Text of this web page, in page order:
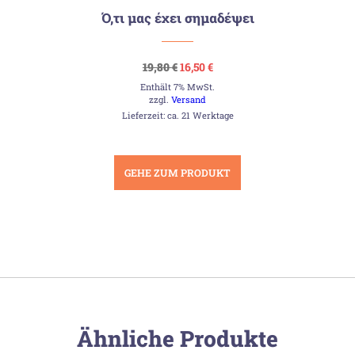
Ό,τι μας έχει σημαδέψει
19,80€Ursprünglicher
Preis
war:
19,80 €
16,50€Aktueller
ist:
Enthält 7% MwSt.
zzgl.Versand
Lieferzeit: ca. 21 Werktage
GEHE ZUM PRODUKT
Ähnliche Produkte